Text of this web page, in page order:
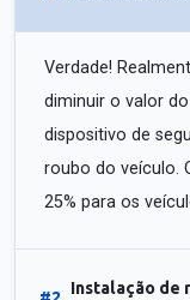
Verdade!
diminuir o valor
dispositivo de
roubo do veículo.
25% para os
Instalação de